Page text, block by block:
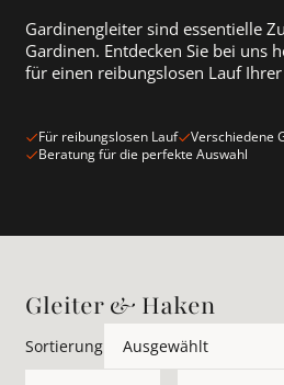
Gardinengleiter sind essentielle
Gardinen. Entdecken Sie bei uns
für einen reibungslosen Lauf
Für reibungslosen Lauf
Verschiedene
Beratung für die perfekte Auswahl
Gleiter & Haken
Sortierung Ausgewählt